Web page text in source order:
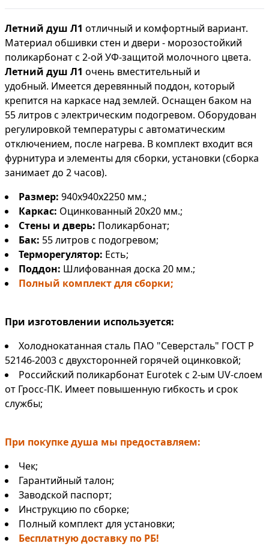
Летний душ Л1 отличный и комфортный вариант.
Материал обшивки стен и двери - морозостойкий
поликарбонат с 2-ой УФ-защитой молочного цвета.
Летний душ Л1 очень вместительный и
удобный. Имеется деревянный поддон, который
крепится на каркасе над землей. Оснащен баком на
55 литров с электрическим подогревом. Оборудован
регулировкой температуры с автоматическим
отключением, после нагрева. В комплект входит вся
фурнитура и элементы для сборки, установки (сборка
занимает до 2 часов).
Размер: 940х940х2250 мм.;
Каркас: Оцинкованный 20х20 мм.;
Стены и дверь: Поликарбонат;
Бак: 55 литровс подогревом;
Терморегулятор: Есть;
Поддон: Шлифованная доска 20 мм.;
Полный комплект для сборки;
При изготовлении используется:
Холоднокатанная сталь ПАО "Северсталь" ГОСТ Р
52146-2003 с двухсторонней горячей оцинковкой;
Российский поликарбонат Eurotek с 2-ым UV-слоем
от Гросс-ПК. Имеет повышенную гибкость и срок
службы;
При покупке душа мы предоставляем:
Чек;
Гарантийный талон;
Заводской паспорт;
Инструкцию по сборке;
Полный комплект для установки;
Бесплатную доставку по РБ!